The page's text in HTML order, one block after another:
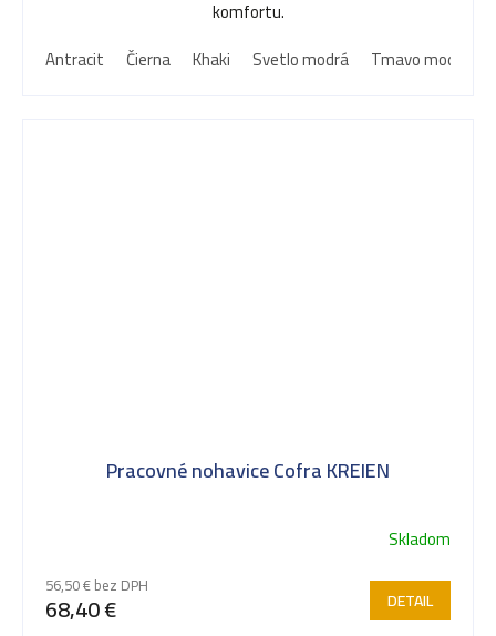
komfortu.
Antracit
Čierna Khaki Svetlo modrá Tmavo modrá
Pracovné nohavice Cofra KREIEN
Skladom
56,50 € bez DPH
68,40 € DETAIL